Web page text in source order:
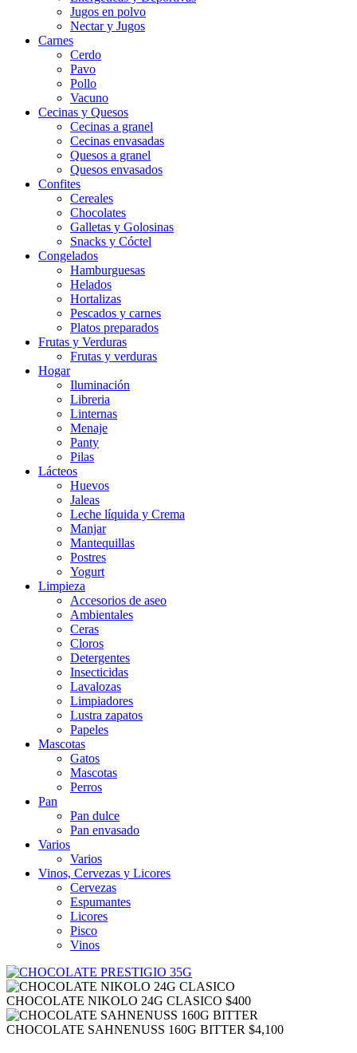
Jugos en polvo
Nectar y Jugos
Carnes
Cerdo
Pavo
Pollo
Vacuno
Cecinas y Quesos
Cecinas a granel
Cecinas envasadas
Quesos a granel
Quesos envasados
Confites
Cereales
Chocolates
Galletas y Golosinas
Snacks y Cóctel
Congelados
Hamburguesas
Helados
Hortalizas
Pescados y carnes
Platos preparados
Frutas y Verduras
Frutas y verduras
Hogar
Iluminación
Libreria
Linternas
Menaje
Panty
Pilas
Lácteos
Huevos
Jaleas
Leche líquida y Crema
Manjar
Mantequillas
Postres
Yogurt
Limpieza
Accesorios de aseo
Ambientales
Ceras
Cloros
Detergentes
Insecticidas
Lavalozas
Limpiadores
Lustra zapatos
Papeles
Mascotas
Gatos
Mascotas
Perros
Pan
Pan dulce
Pan envasado
Varios
Varios
Vinos, Cervezas y Licores
Cervezas
Espumantes
Licores
Pisco
Vinos
CHOCOLATE NIKOLO 24G CLASICO $400
CHOCOLATE SAHNENUSS 160G BITTER $4,100